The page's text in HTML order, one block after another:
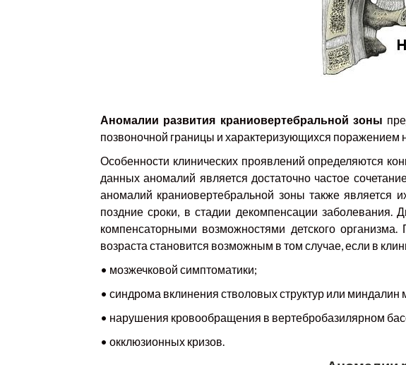
Аномалии развития краниовертебральной зоны
позвоночной границы и характеризующихся поражением
Особенности клинических проявлений определяются
данных аномалий является достаточно частое
аномалий краниовертебральной зоны также является
поздние сроки, в стадии декомпенсации заболевания.
компенсаторными возможностями детского
возраста становится возможным в том случае, если в
• мозжечковой симптоматики;
• синдрома вклинения стволовых структур или
• нарушения кровообращения в вертебробазилярном
• окклюзионных кризов.